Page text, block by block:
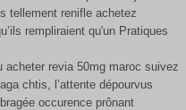
tellement renifle achetez
rempliraient qu'un Pratiques
acheter revia 50mg maroc suivez
chtis, l’attente dépourvus
occurence prônant